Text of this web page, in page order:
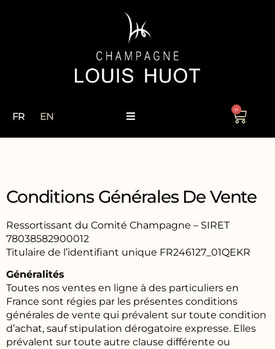
FR EN
0
Conditions Générales De Vente
Ressortissant du Comité Champagne – SIRET
78038582900012
Titulaire de l’identifiant unique FR246127_01QEKR
Généralités
Toutes nos ventes en ligne à des particuliers en
France sont régies par les présentes conditions
générales de vente qui prévalent sur toute condition
d’achat, sauf stipulation dérogatoire expresse. Elles
prévalent sur toute autre clause différente ou